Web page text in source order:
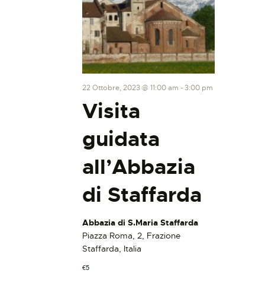
Visita
guidata
all’Abbazia
di Staffarda
22 Ottobre, 2023 @ 11:00 am -3:00 pm
Abbazia di S.Maria Staffarda
Piazza Roma, 2, Frazione
Staffarda, Italia
€5